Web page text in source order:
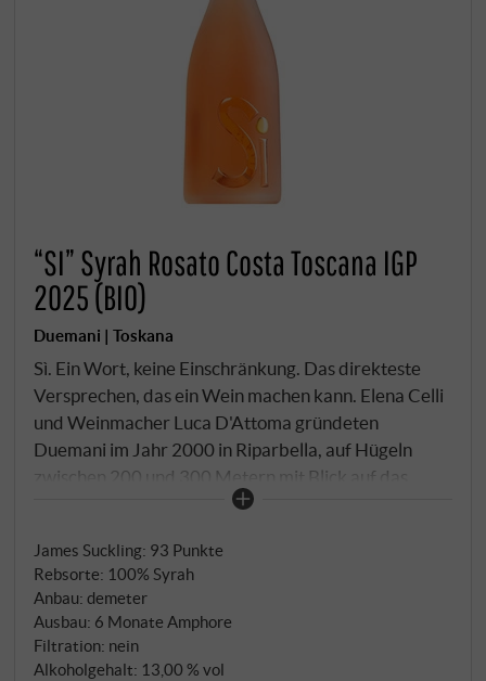
“SI” Syrah Rosato Costa Toscana IGP
2025 (BIO)
Duemani | Toskana
Sì. Ein Wort, keine Einschränkung. Das direkteste
Versprechen, das ein Wein machen kann. Elena Celli
und Weinmacher Luca D'Attoma gründeten
Duemani im Jahr 2000 in Riparbella, auf Hügeln
zwischen 200 und 300 Metern mit Blick auf das
Tyrrhenische Meer. Biodynamisch nach Demeter,
Syrah und Merlot auf einem Boden mit bis zu 40%
Tongehalt, Kalkfelsen und ausgeprägter Salinität, die
der Küstennähe und den Meeresbrisen entstammt.
Terroir, das sich ins Glas schreibt. Sì ist 100% Syrah
als Rosato vinifiziert. Spontane Gärung in 300-Liter-
James Suckling: 93 Punkte
Rebsorte: 100% Syrah
Anbau: demeter
Ausbau: 6 Monate Amphore
Filtration: nein
Alkoholgehalt: 13,00 % vol